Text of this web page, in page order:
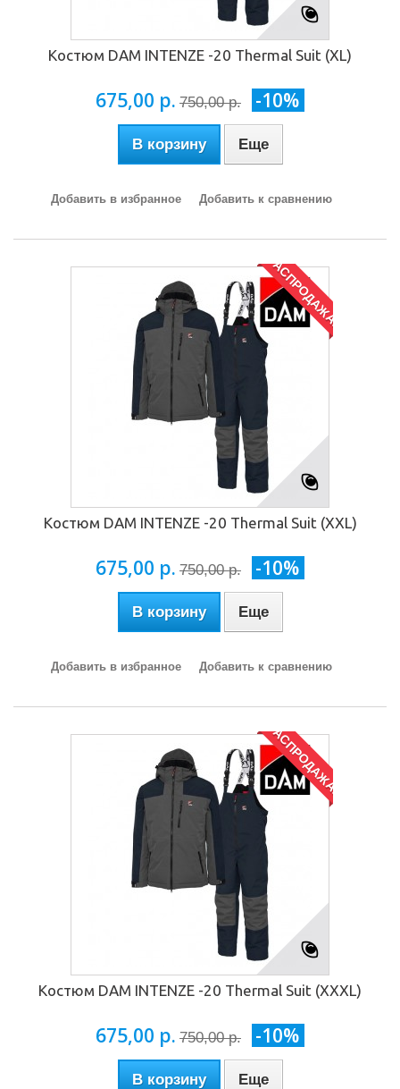
Костюм DAM INTENZE -20 Thermal Suit (XL)
675,00 р. 750,00 р. -10%
В корзину Еще
Добавить в избранное Добавить к сравнению
РАСПРОДАЖА!
Костюм DAM INTENZE -20 Thermal Suit (XXL)
675,00 р. 750,00 р. -10%
В корзину Еще
Добавить в избранное Добавить к сравнению
РАСПРОДАЖА!
Костюм DAM INTENZE -20 Thermal Suit (XXXL)
675,00 р. 750,00 р. -10%
В корзину Еще